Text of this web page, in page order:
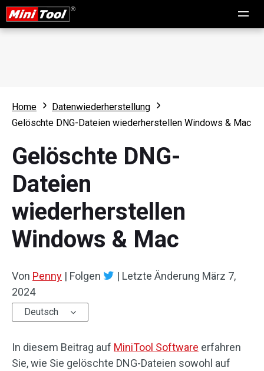
Home
Datenwiederherstellung
Gelöschte DNG-Dateien wiederherstellen Windows & Mac
Gelöschte DNG-
Dateien
wiederherstellen
Windows & Mac
Von Penny | Folgen | Letzte Änderung März 7,
2024
Deutsch
In diesem Beitrag auf MiniTool Software erfahren
Sie, wie Sie gelöschte DNG-Dateien sowohl auf